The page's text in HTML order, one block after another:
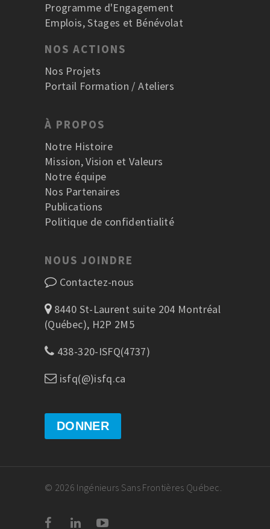
Programme d'Engagement
Emplois, Stages et Bénévolat
NOS ACTIONS
Nos Projets
Portail Formation / Ateliers
À PROPOS
Notre Histoire
Mission, Vision et Valeurs
Notre équipe
Nos Partenaires
Publications
Politique de confidentialité
NOUS JOINDRE
Contactez-nous
8440 St-Laurent suite 204 Montréal
(Québec), H2P 2M5
438-320-ISFQ(4737)
isfq(@)isfq.ca
DONNER
© 2026 Ingénieurs Sans Frontières Québec.